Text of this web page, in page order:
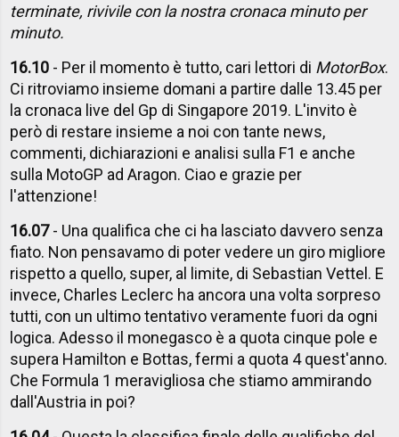
terminate, rivivile con la nostra cronaca minuto per
minuto.
16.10 - Per il momento è tutto, cari lettori di MotorBox.
Ci ritroviamo insieme domani a partire dalle 13.45 per
la cronaca live del Gp di Singapore 2019. L'invito è
però di restare insieme a noi con tante news,
commenti, dichiarazioni e analisi sulla F1 e anche
sulla MotoGP ad Aragon. Ciao e grazie per
l'attenzione!
16.07- Una qualifica che ci ha lasciato davvero senza
fiato. Non pensavamo di poter vedere un giro migliore
rispetto a quello, super, al limite, di Sebastian Vettel. E
invece, Charles Leclerc ha ancora una volta sorpreso
tutti, con un ultimo tentativo veramente fuori da ogni
logica. Adesso il monegasco è a quota cinque pole e
supera Hamilton e Bottas, fermi a quota 4 quest'anno.
Che Formula 1 meravigliosa che stiamo ammirando
dall'Austria in poi?